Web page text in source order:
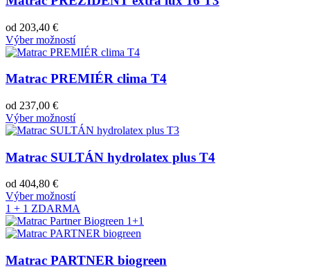
od 203,40 €
Výber možností
Matrac PREMIÉR clima T4
od 237,00 €
Výber možností
Matrac SULTÁN hydrolatex plus T4
od 404,80 €
Výber možností
1 + 1 ZDARMA
Matrac PARTNER biogreen